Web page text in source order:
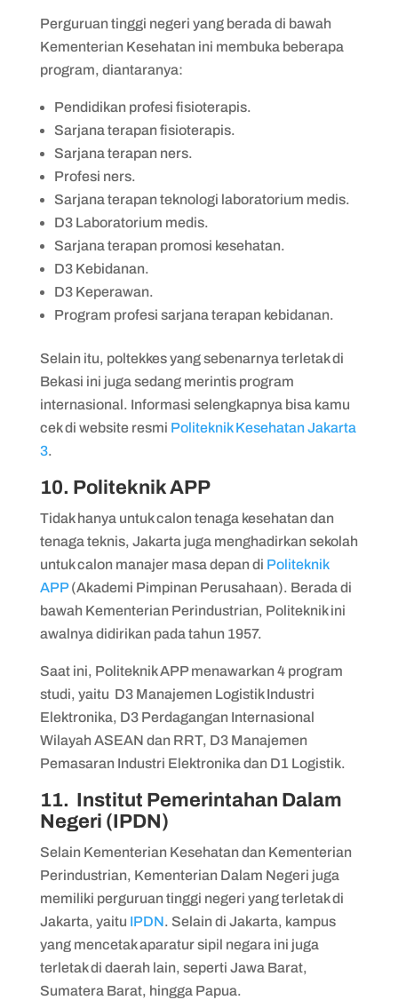
Perguruan tinggi negeri yang berada di bawah
Kementerian Kesehatan ini membuka beberapa
program, diantaranya:
Pendidikan profesi fisioterapis.
Sarjana terapan fisioterapis.
Sarjana terapan ners.
Profesi ners.
Sarjana terapan teknologi laboratorium medis.
D3 Laboratorium medis.
Sarjana terapan promosi kesehatan.
D3 Kebidanan.
D3 Keperawan.
Program profesi sarjana terapan kebidanan.
Selain itu, poltekkes yang sebenarnya terletak di
Bekasi ini juga sedang merintis program
internasional. Informasi selengkapnya bisa kamu
cek di website resmi Politeknik Kesehatan Jakarta
3.
10. Politeknik APP
Tidak hanya untuk calon tenaga kesehatan dan
tenaga teknis, Jakarta juga menghadirkan sekolah
untuk calon manajer masa depan di Politeknik
APP(Akademi Pimpinan Perusahaan). Berada di
bawah Kementerian Perindustrian, Politeknik ini
awalnya didirikan pada tahun 1957.
Saat ini, Politeknik APP menawarkan 4 program
studi, yaitu D3 Manajemen Logistik Industri
Elektronika, D3 Perdagangan Internasional
Wilayah ASEAN dan RRT, D3 Manajemen
Pemasaran Industri Elektronika dan D1 Logistik.
11. Institut Pemerintahan Dalam
Negeri (IPDN)
Selain Kementerian Kesehatan dan Kementerian
Perindustrian, Kementerian Dalam Negeri juga
memiliki perguruan tinggi negeri yang terletak di
Jakarta, yaitu IPDN. Selain di Jakarta, kampus
yang mencetak aparatur sipil negara ini juga
terletak di daerah lain, seperti Jawa Barat,
Sumatera Barat, hingga Papua.